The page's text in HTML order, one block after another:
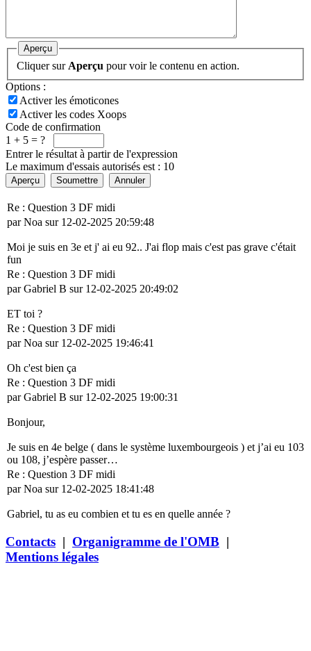
Aperçu
Cliquer sur Aperçu pour voir le contenu en action.
Options :
Activer les émoticones
Activer les codes Xoops
Code de confirmation
1 + 5 = ?
Entrer le résultat à partir de l'expression
Le maximum d'essais autorisés est : 10
Aperçu Soumettre Annuler
Re : Question 3 DF midi
par Noa sur 12-02-2025 20:59:48
Moi je suis en 3e et j' ai eu 92.. J'ai flop mais c'est pas grave c'était
fun
Re : Question 3 DF midi
par Gabriel B sur 12-02-2025 20:49:02
ET toi ?
Re : Question 3 DF midi
par Noa sur 12-02-2025 19:46:41
Oh c'est bien ça
Re : Question 3 DF midi
par Gabriel B sur 12-02-2025 19:00:31
Bonjour,
Je suis en 4e belge ( dans le système luxembourgeois ) et j’ai eu 103
ou 108, j’espère passer…
Re : Question 3 DF midi
par Noa sur 12-02-2025 18:41:48
Gabriel, tu as eu combien et tu es en quelle année ?
Contacts | Organigramme de l'OMB |
Mentions légales